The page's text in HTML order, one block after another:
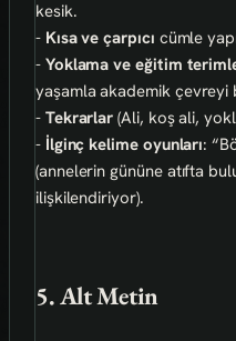
kesik.
- Kısa ve çarpıcı cümle
- Yoklama ve eğitim
yaşamla akademik çevreyi
- Tekrarlar (Ali, koş ali,
- İlginç kelime oyunları:
(annelerin gününe atıfta
ilişkilendiriyor).
5. Alt Metin